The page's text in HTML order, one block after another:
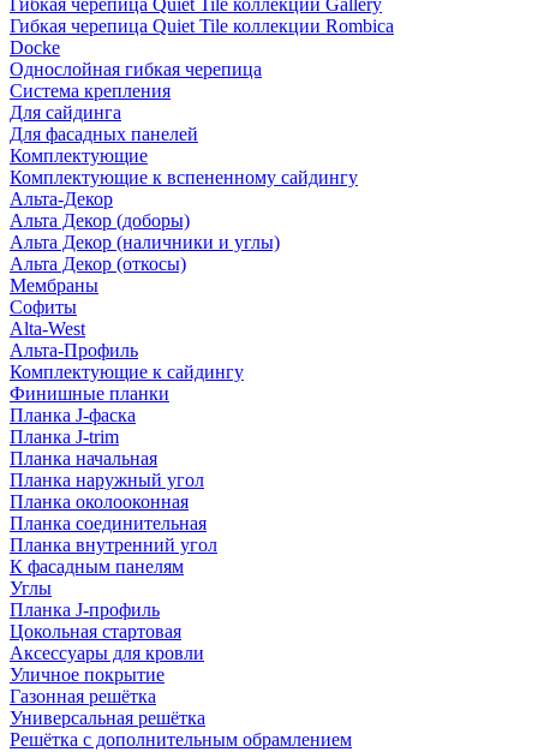
Гибкая черепица Quiet Tile коллекции Gallery
Гибкая черепица Quiet Tile коллекции Rombica
Docke
Однослойная гибкая черепица
Система крепления
Для сайдинга
Для фасадных панелей
Комплектующие
Комплектующие к вспененному сайдингу
Альта-Декор
Альта Декор (доборы)
Альта Декор (наличники и углы)
Альта Декор (откосы)
Мембраны
Софиты
Alta-West
Альта-Профиль
Комплектующие к сайдингу
Финишные планки
Планка J-фаска
Планка J-trim
Планка начальная
Планка наружный угол
Планка околооконная
Планка соединительная
Планка внутренний угол
К фасадным панелям
Углы
Планка J-профиль
Цокольная стартовая
Аксессуары для кровли
Уличное покрытие
Газонная решётка
Универсальная решётка
Решётка с дополнительным обрамлением